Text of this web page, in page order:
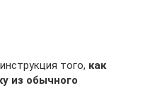
того, как
из обычного